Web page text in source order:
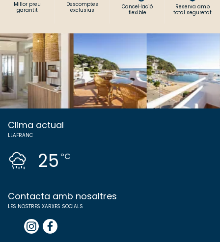
Millor preu
garantit
Descomptes
exclusius
Cancel·lació
flexible
Reserva amb
total seguretat
Clima actual
LLAFRANC
25ºC
Contacta amb nosaltres
LES NOSTRES XARXES SOCIALS